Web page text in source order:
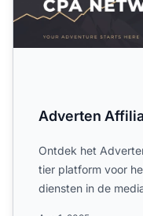
Adverten
Ontdek het
tier platform voor
diensten in de